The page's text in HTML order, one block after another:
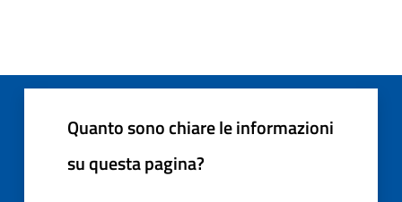
Quanto sono chiare le informazioni
su questa pagina?